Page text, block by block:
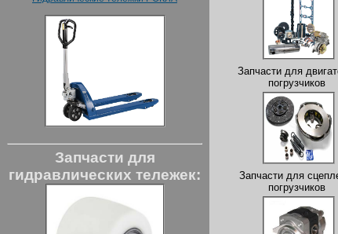
Запчасти для
гидравлических тележек:
Запчасти для
погрузчиков
Запчасти для
погрузчиков